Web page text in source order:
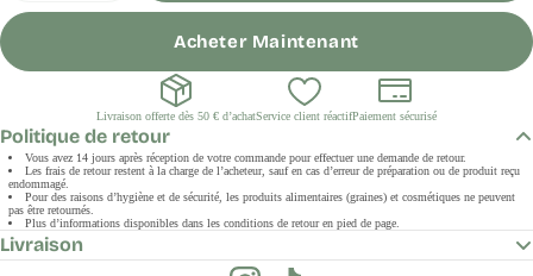
Acheter Maintenant
Livraison offerte dès 50 € d’achatService client réactifPaiement sécurisé
Politique de retour
Vous avez 14 jours après réception de votre commande pour effectuer une demande de retour.
Les frais de retour restent à la charge de l’acheteur, sauf en cas d’erreur de préparation ou de produit reçu
endommagé.
Pour des raisons d’hygiène et de sécurité, les produits alimentaires (graines) et cosmétiques ne peuvent
pas être retournés.
Plus d’informations disponibles dans les conditions de retour en pied de page.
Livraison